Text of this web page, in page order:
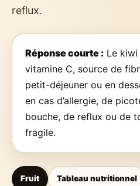
reflux.
Réponse courte : Le
vitamine C, source de
petit-déjeuner ou en
en cas d’allergie, de
bouche, de reflux ou de
fragile.
Fruit Tableau nutritionnel